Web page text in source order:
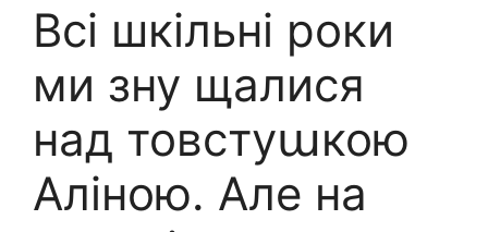
Всі шкільні роки
ми зну щалися
над товстуաкою
Аліною. Але на